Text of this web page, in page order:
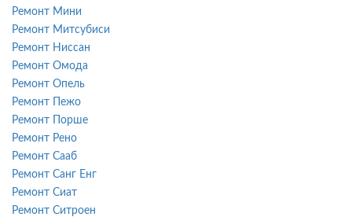
Ремонт Мини
Ремонт Митсубиси
Ремонт Ниссан
Ремонт Омода
Ремонт Опель
Ремонт Пежо
Ремонт Порше
Ремонт Рено
Ремонт Сааб
Ремонт Санг Енг
Ремонт Сиат
Ремонт Ситроен